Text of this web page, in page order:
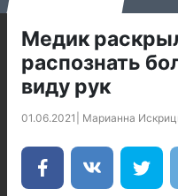
Медик
распознать
виду рук
01.06.2021 Марианна